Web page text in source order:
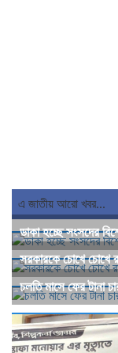
এ জাতীয় আরো খবর...
ডাকা হচ্ছে সংসদের
সরকারকে চোখে চোখে
চলতি মাসে ফের টানা